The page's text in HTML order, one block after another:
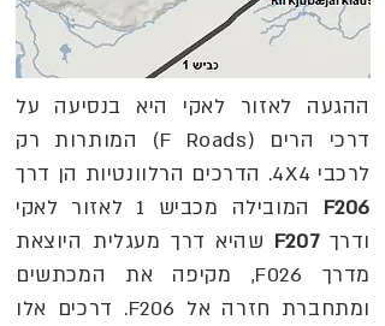
ההגעה לאזור לאקי היא בנסיעה על
דרכי הרים (F Roads) המותרות רק
לרכבי 4X4. הדרכים הרלוונטיות הן דרך
F206
המובילה מכביש 1 לאזור לאקי
ודרךF207 שהיא דרך מעגלית היוצאת
מדרך F026, מקיפה את המכתשים
ומתחברת חזרה אל F206. דרכים אלו